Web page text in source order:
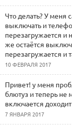
Что делать? У меня
выключать и
перезагружается и
же остаётся
перезагружается и
10 ФЕВРАЛЯ 2017
Привет! у меня
блютуз и теперь не
включается
7 ЯНВАРЯ 2017